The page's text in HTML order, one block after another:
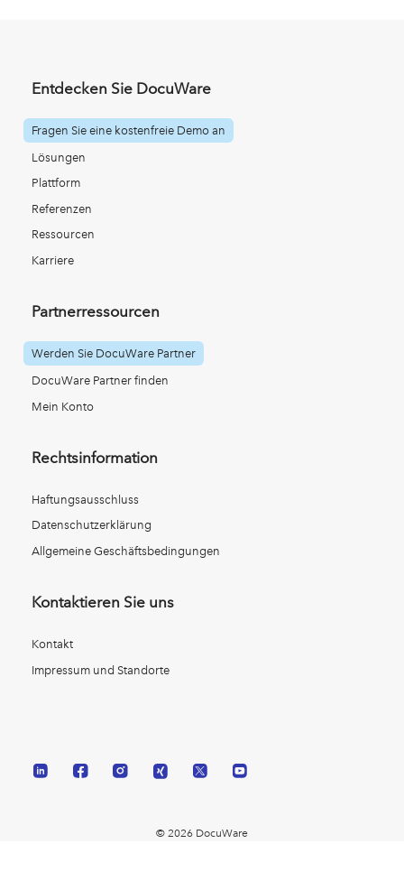
Entdecken Sie DocuWare
Fragen Sie eine kostenfreie Demo an
Lösungen
Plattform
Referenzen
Ressourcen
Karriere
Partnerressourcen
Werden Sie DocuWare Partner
DocuWare Partner finden
Mein Konto
Rechtsinformation
Haftungsausschluss
Datenschutzerklärung
Allgemeine Geschäftsbedingungen
Kontaktieren Sie uns
Kontakt
Impressum und Standorte
© 2026 DocuWare